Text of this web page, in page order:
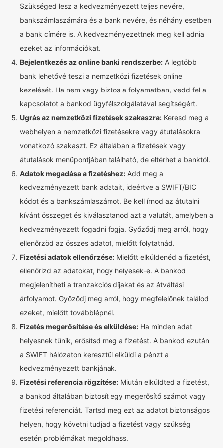
Szükséged lesz a kedvezményezett teljes nevére,
bankszámlaszámára és a bank nevére, és néhány esetben
a bank címére is. A kedvezményezettnek meg kell adnia
ezeket az információkat.
Bejelentkezés az online banki rendszerbe: A legtöbb
bank lehetővé teszi a nemzetközi fizetések online
kezelését. Ha nem vagy biztos a folyamatban, vedd fel a
kapcsolatot a bankod ügyfélszolgálatával segítségért.
Ugrás az nemzetközi fizetések szakaszra: Keresd meg a
webhelyen a nemzetközi fizetésekre vagy átutalásokra
vonatkozó szakaszt. Ez általában a fizetések vagy
átutalások menüpontjában található, de eltérhet a banktól.
Adatok megadása a fizetéshez: Add meg a
kedvezményezett bank adatait, ideértve a SWIFT/BIC
kódot és a bankszámlaszámot. Be kell írnod az átutalni
kívánt összeget és kiválasztanod azt a valutát, amelyben a
kedvezményezett fogadni fogja. Győződj meg arról, hogy
ellenőrzöd az összes adatot, mielőtt folytatnád.
Fizetési adatok ellenőrzése: Mielőtt elküldenéd a fizetést,
ellenőrizd az adatokat, hogy helyesek-e. A bankod
megjelenítheti a tranzakciós díjakat és az átváltási
árfolyamot. Győződj meg arról, hogy megfelelőnek találod
ezeket, mielőtt továbblépnél.
Fizetés megerősítése és elküldése: Ha minden adat
helyesnek tűnik, erősítsd meg a fizetést. A bankod ezután
a SWIFT hálózaton keresztül elküldi a pénzt a
kedvezményezett bankjának.
Fizetési referencia rögzítése: Miután elküldted a fizetést,
a bankod általában biztosít egy megerősítő számot vagy
fizetési referenciát. Tartsd meg ezt az adatot biztonságos
helyen, hogy követni tudjad a fizetést vagy szükség
esetén problémákat megoldhass.